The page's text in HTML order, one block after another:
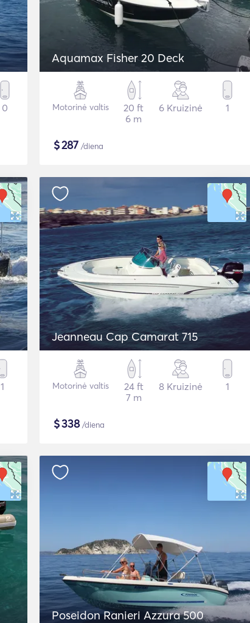
0
Aquamax Fisher 20 Deck
Motorinė valtis
20 ft
6 m
6 Kruizinė 1
$287 /diena
1
Jeanneau Cap Camarat 715
Motorinė valtis
24 ft
7 m
8 Kruizinė 1
$338/diena
Poseidon Ranieri Azzura 500